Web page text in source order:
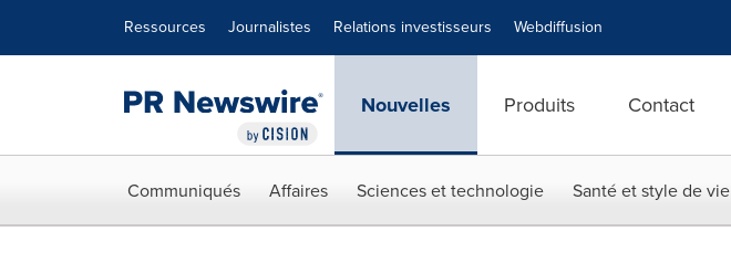
Ressources Journalistes Relations investisseurs Webdiffusion
Nouvelles Produits Contact
Communiqués Affaires Sciences et technologie Santé et style de vie